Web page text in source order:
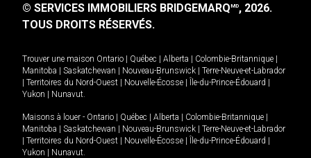
© SERVICES IMMOBILIERS BRIDGEMARQMD, 2026.
TOUS DROITS RÉSERVÉS.
Trouver une maison Ontario | Québec | Alberta | Colombie-Britannique |
Manitoba | Saskatchewan | Nouveau-Brunswick | Terre-Neuve-et-Labrador
| Territoires du Nord-Ouest | Nouvelle-Écosse | Île-du-Prince-Édouard |
Yukon | Nunavut
Maisons à louer - Ontario | Québec | Alberta | Colombie-Britannique |
Manitoba | Saskatchewan | Nouveau-Brunswick | Terre-Neuve-et-Labrador
| Territoires du Nord-Ouest | Nouvelle-Écosse | Île-du-Prince-Édouard |
Yukon | Nunavut